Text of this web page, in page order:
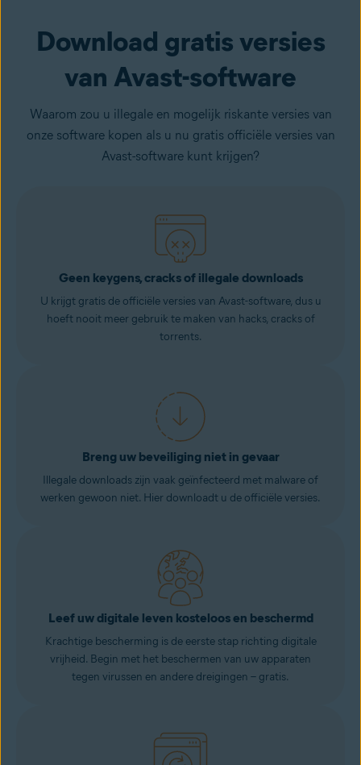
Download gratis versies
van Avast-software
Waarom zou u illegale en mogelijk riskante versies van
onze software kopen als u nu gratis officiële versies van
Avast-software kunt krijgen?
Geen keygens, cracks of illegale downloads
U krijgt gratis de officiële versies van Avast-software, dus u
hoeft nooit meer gebruik te maken van hacks, cracks of
torrents.
Breng uw beveiliging niet in gevaar
Illegale downloads zijn vaak geïnfecteerd met malware of
werken gewoon niet. Hier downloadt u de officiële versies.
Leef uw digitale leven kosteloos en beschermd
Krachtige bescherming is de eerste stap richting digitale
vrijheid. Begin met het beschermen van uw apparaten
tegen virussen en andere dreigingen – gratis.